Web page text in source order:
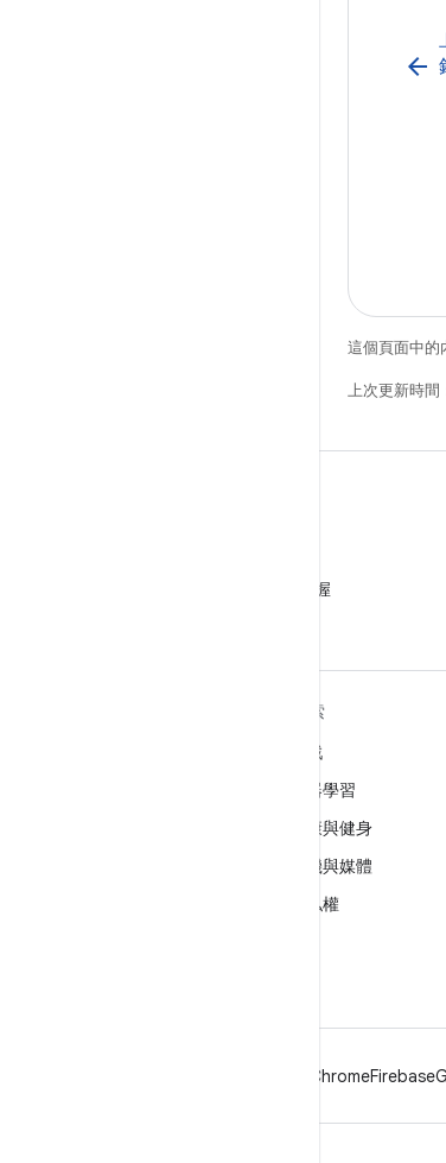
arrow_back
這個頁面中的
上次更新時間
追蹤 @GooglePlayBiz 以掌握
探索
遊戲
機器學習
健康與健身
相機與媒體
隱私權
ChromeFirebase